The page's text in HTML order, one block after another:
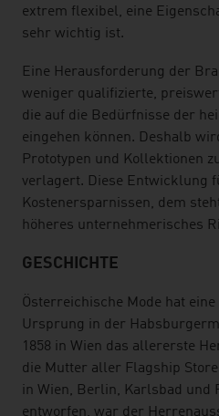
extrem flexibel, eine
sehr wichtig ist.
Eine Herausforderung der
weniger qualifizierte,
die auf die Bedürfnisse der
eingehen können. Deshalb
Prototypen und Kollektionen
verlagert. Diese Entwicklung
Kostenersparnissen, dem
höheres unternehmerisches
GESCHICHTE
Österreichische Mode hat
Ursprung in der
1858 in Wien das allererste
die Mutter aller Flagship
in Wien, Berlin, Karlsbad und
entworfen, war der